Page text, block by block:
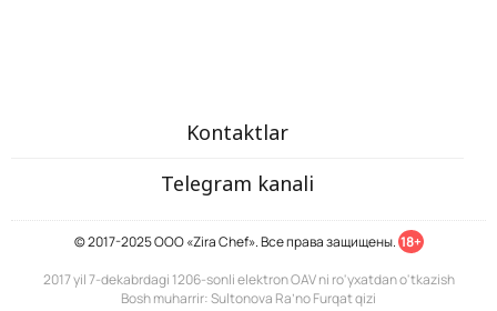
Kontaktlar
Telegram kanali
© 2017-2025 ООО «Zira Chef». Все права защищены. 18+
2017 yil 7-dekabrdagi 1206-sonli elektron OAV ni ro'yxatdan o'tkazish
Bosh muharrir: Sultonova Ra’no Furqat qizi